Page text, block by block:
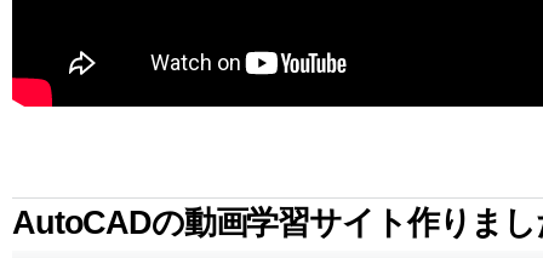
AutoCADの動画学習サイト作りま